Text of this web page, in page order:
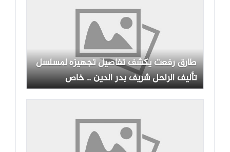
طارق رفعت يكشف تفاصيل تجهيزه لمسلسل
تأليف الراحل شريف بدر الدين .. خاص